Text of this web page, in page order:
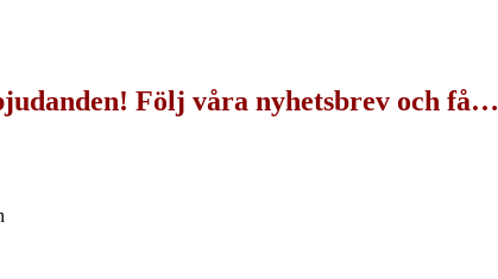
Följ våra nyhetsbrev och få…